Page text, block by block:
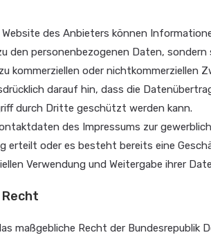
Website des Anbieters können
den personenbezogenen Daten,
kommerziellen oder nichtkommerziellen
darauf hin, dass die
durch Dritte geschützt werden kann.
des Impressums zur
erteilt oder es besteht bereits eine
Verwendung und Weitergabe ihrer
maßgebliche Recht der Bundesrepublik